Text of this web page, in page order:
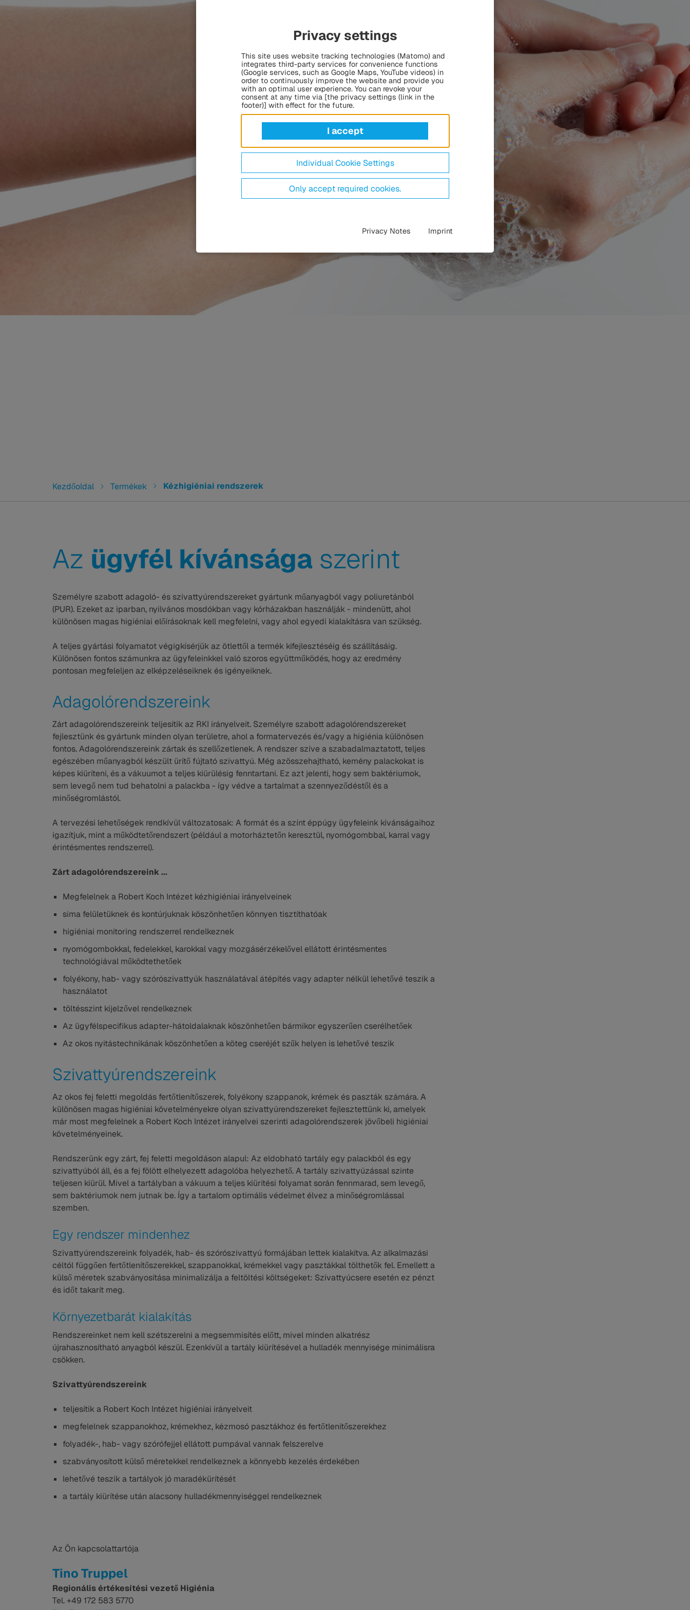
Privacy settings
This site uses website tracking technologies (Matomo) and
integrates third-party services for convenience functions
(Google services, such as Google Maps, YouTube videos) in
order to continuously improve the website and provide you
with an optimal user experience. You can revoke your
consent at any time via [the privacy settings (link in the
footer)] with effect for the future.
I accept
Individual Cookie Settings
Only accept required cookies.
Privacy Notes Imprint
Kezdőoldal
Termékek Kézhigiéniai rendszerek
Az ügyfél kívánsága szerint
Személyre szabott adagoló- és szivattyúrendszereket gyártunk műanyagból vagy poliuretánból
(PUR). Ezeket az iparban, nyilvános mosdókban vagy kórházakban használják - mindenütt, ahol
különösen magas higiéniai előírásoknak kell megfelelni, vagy ahol egyedi kialakításra van szükség.
A teljes gyártási folyamatot végigkísérjük az ötlettől a termék kifejlesztéséig és szállításáig.
Különösen fontos számunkra az ügyfeleinkkel való szoros együttműködés, hogy az eredmény
pontosan megfeleljen az elképzeléseiknek és igényeiknek.
Adagolórendszereink
Zárt adagolórendszereink teljesítik az RKI irányelveit. Személyre szabott adagolórendszereket
fejlesztünk és gyártunk minden olyan területre, ahol a formatervezés és/vagy a higiénia különösen
fontos. Adagolórendszereink zártak és szellőzetlenek. A rendszer szíve a szabadalmaztatott, teljes
egészében műanyagból készült ürítő fújtató szivattyú. Még azösszehajtható, kemény palackokat is
képes kiüríteni, és a vákuumot a teljes kiürülésig fenntartani. Ez azt jelenti, hogy sem baktériumok,
sem levegő nem tud behatolni a palackba - így védve a tartalmat a szennyeződéstől és a
minőségromlástól.
A tervezési lehetőségek rendkívül változatosak: A formát és a színt éppúgy ügyfeleink kívánságaihoz
igazítjuk, mint a működtetőrendszert (például a motorháztetőn keresztül, nyomógombbal, karral vagy
érintésmentes rendszerrel).
Zárt adagolórendszereink ...
Megfelelnek a Robert Koch Intézet kézhigiéniai irányelveinek
sima felületüknek és kontúrjuknak köszönhetően könnyen tisztíthatóak
higiéniai monitoring rendszerrel rendelkeznek
nyomógombokkal, fedelekkel, karokkal vagy mozgásérzékelővel ellátott érintésmentes
technológiával működtethetőek
folyékony, hab- vagy szórószivattyúk használatával átépítés vagy adapter nélkül lehetővé teszik a
használatot
töltésszint kijelzővel rendelkeznek
Az ügyfélspecifikus adapter-hátoldalaknak köszönhetően bármikor egyszerűen cserélhetőek
Az okos nyitástechnikának köszönhetően a köteg cseréjét szűk helyen is lehetővé teszik
Szivattyúrendszereink
Az okos fej feletti megoldás fertőtlenítőszerek, folyékony szappanok, krémek és paszták számára. A
különösen magas higiéniai követelményekre olyan szivattyúrendszereket fejlesztettünk ki, amelyek
már most megfelelnek a Robert Koch Intézet irányelvei szerinti adagolórendszerek jövőbeli higiéniai
követelményeinek.
Rendszerünk egy zárt, fej feletti megoldáson alapul: Az eldobható tartály egy palackból és egy
szivattyúból áll, és a fej fölött elhelyezett adagolóba helyezhető. A tartály szivattyúzással szinte
teljesen kiürül. Mivel a tartályban a vákuum a teljes kiürítési folyamat során fennmarad, sem levegő,
sem baktériumok nem jutnak be. Így a tartalom optimális védelmet élvez a minőségromlással
szemben.
Egy rendszer mindenhez
Szivattyúrendszereink folyadék, hab- és szórószivattyú formájában lettek kialakítva. Az alkalmazási
céltól függően fertőtlenítőszerekkel, szappanokkal, krémekkel vagy pasztákkal tölthetők fel. Emellett a
külső méretek szabványosítása minimalizálja a feltöltési költségeket: Szivattyúcsere esetén ez pénzt
és időt takarít meg.
Környezetbarát kialakítás
Rendszereinket nem kell szétszerelni a megsemmisítés előtt, mivel minden alkatrész
újrahasznosítható anyagból készül. Ezenkívül a tartály kiürítésével a hulladék mennyisége minimálisra
csökken.
Szivattyúrendszereink
teljesítik a Robert Koch Intézet higiéniai irányelveit
megfelelnek szappanokhoz, krémekhez, kézmosó pasztákhoz és fertőtlenítőszerekhez
folyadék-, hab- vagy szórófejjel ellátott pumpával vannak felszerelve
szabványosított külső méretekkel rendelkeznek a könnyebb kezelés érdekében
lehetővé teszik a tartályok jó maradékürítését
a tartály kiürítése után alacsony hulladékmennyiséggel rendelkeznek
Az Ön kapcsolattartója
Tino Truppel
Regionális értékesítési vezető Higiénia
Tel. +49 172 583 5770